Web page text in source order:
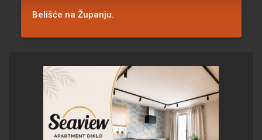
Belišće na Županju.